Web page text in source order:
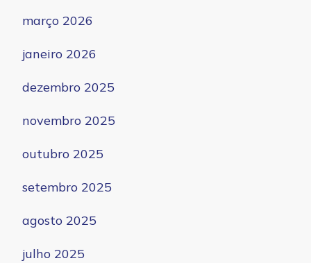
março 2026
janeiro 2026
dezembro 2025
novembro 2025
outubro 2025
setembro 2025
agosto 2025
julho 2025